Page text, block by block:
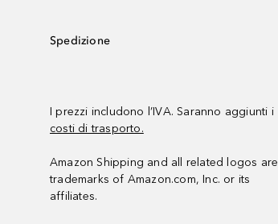
Spedizione
I prezzi includono l’IVA. Saranno aggiunti i
costi di trasporto.
Amazon Shipping and all related logos are
trademarks of Amazon.com, Inc. or its
affiliates.